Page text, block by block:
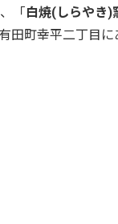
「白焼(しらやき)
田町幸平二丁目に